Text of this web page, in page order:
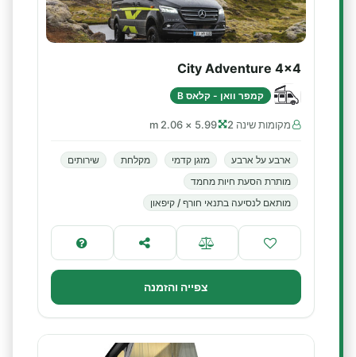
City Adventure 4x4
קמפר וואן - קלאס B
מקומות שינה 2 5.99 × 2.06 m
ארבע על ארבע מזגן קדמי מקלחת
שירותים
מותרת הסעת חיות מחמד
מותאם לנסיעה בתנאי חורף / קיפאון
צפייה והזמנה